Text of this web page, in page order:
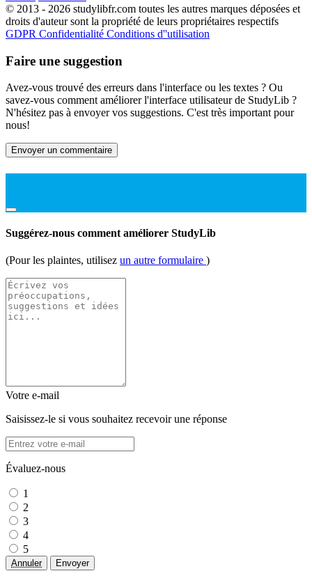
© 2013 - 2026 studylibfr.com toutes les autres marques déposées et
droits d'auteur sont la propriété de leurs propriétaires respectifs
GDPR Confidentialité Conditions d''utilisation
Faire une suggestion
Avez-vous trouvé des erreurs dans l'interface ou les textes ? Ou
savez-vous comment améliorer l'interface utilisateur de StudyLib ?
N'hésitez pas à envoyer vos suggestions. C'est très important pour
nous!
Envoyer un commentaire
Suggérez-nous comment améliorer StudyLib
(Pour les plaintes, utilisez un autre formulaire )
Votre e-mail
Saisissez-le si vous souhaitez recevoir une réponse
Évaluez-nous
1
2
3
4
5
Annuler Envoyer